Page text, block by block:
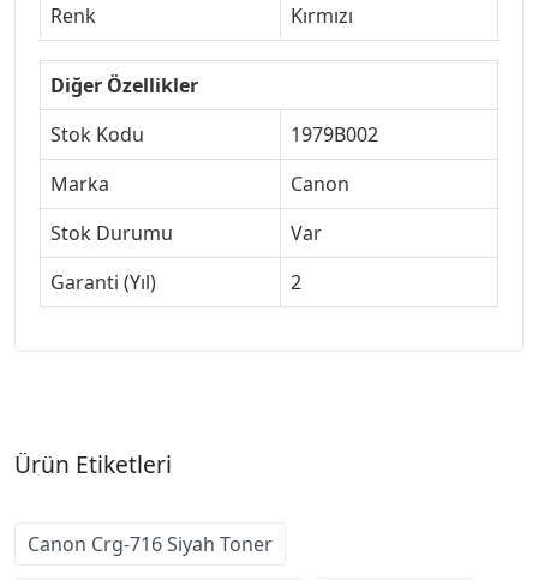
Renk
Kırmızı
Diğer Özellikler
Stok Kodu
1979B002
Marka
Canon
Stok Durumu
Var
Garanti (Yıl)
2
Ürün Etiketleri
Canon Crg-716 Siyah Toner